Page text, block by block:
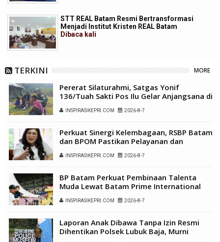
STT REAL Batam Resmi Bertransformasi
Menjadi Institut Kristen REAL Batam
Dibaca kali
TERKINI MORE
Pererat Silaturahmi, Satgas Yonif
136/Tuah Sakti Pos Ilu Gelar Anjangsana di
INSPIRASIKEPRI.COM 2026-8-7
Perkuat Sinergi Kelembagaan, RSBP Batam
dan BPOM Pastikan Pelayanan dan
INSPIRASIKEPRI.COM 2026-8-7
BP Batam Perkuat Pembinaan Talenta
Muda Lewat Batam Prime International
INSPIRASIKEPRI.COM 2026-8-7
Laporan Anak Dibawa Tanpa Izin Resmi
Dihentikan Polsek Lubuk Baja, Murni